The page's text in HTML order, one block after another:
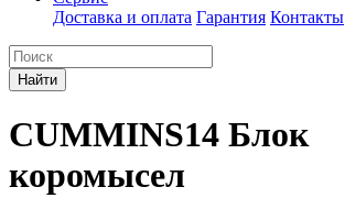
Доставка и оплата Гарантия Контакты
Найти
CUMMINS14 Блок
коромысел